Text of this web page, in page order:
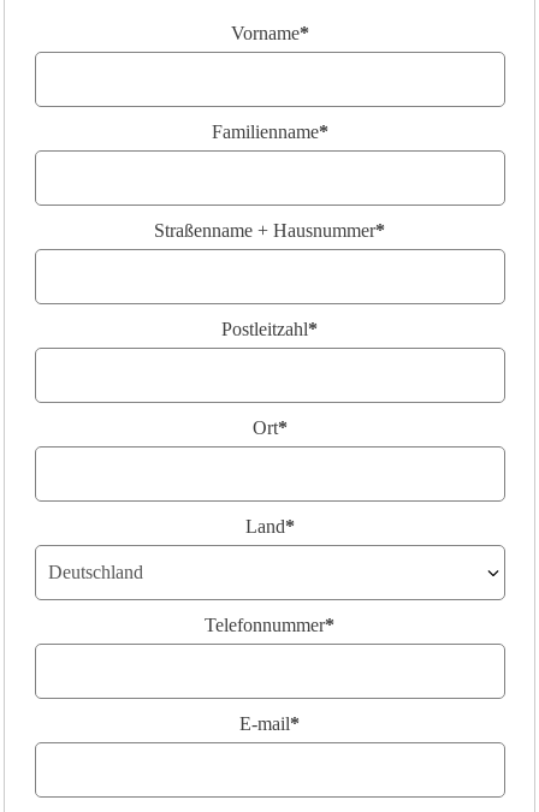
Vorname*
Familienname*
Straßenname + Hausnummer*
Postleitzahl*
Ort*
Land*
Telefonnummer*
E-mail*